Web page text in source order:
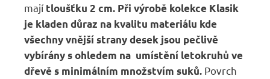
mají tloušťku 2 cm. Při výrobě kolekce Klasik
je kladen důraz na kvalitu materiálu kde
všechny vnější strany desek jsou pečlivě
vybírány s ohledem na umístění letokruhů ve
dřevě s minimálním množstvím suků. Povrch